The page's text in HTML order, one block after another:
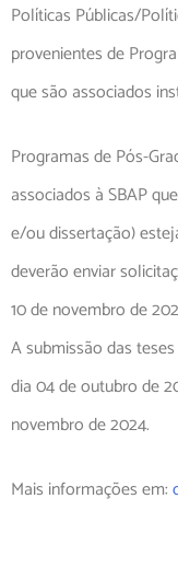
Políticas Públicas/
provenientes de
que são associados
Programas de Pós-
associados à SBAP
e/ou dissertação)
deverão enviar
10 de novembro de
A submissão das
dia 04 de outubro de
novembro de 2024.
Mais informações em: